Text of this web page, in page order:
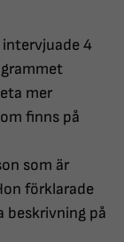
4
mer
finns på
som är
förklarade
beskrivning på